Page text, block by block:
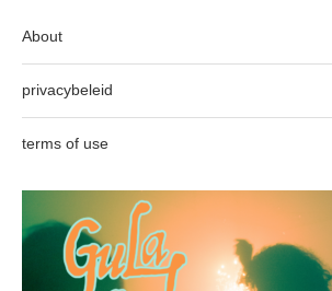
About
privacybeleid
terms of use